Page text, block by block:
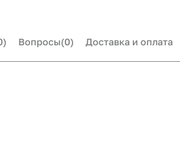
Вопросы(0) Доставка и оплата